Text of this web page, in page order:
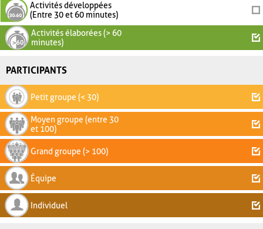
Activités développées
(Entre 30 et 60 minutes)
Activités élaborées (> 60
minutes)
PARTICIPANTS
Petit groupe (< 30)
Moyen groupe (entre 30
et 100)
Grand groupe (> 100)
Équipe
Individuel